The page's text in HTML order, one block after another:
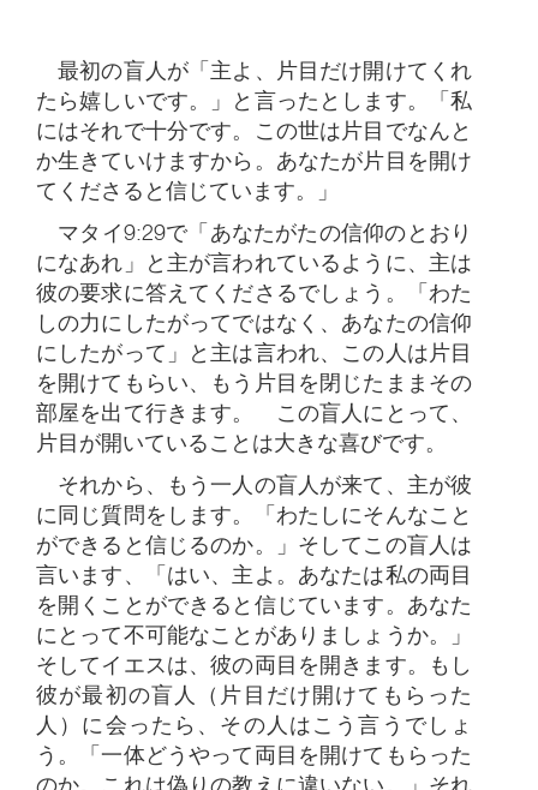
最初の盲人が「主よ、片目だけ開けてくれ
たら嬉しいです。」と言ったとします。「私
にはそれで十分です。この世は片目でなんと
か生きていけますから。あなたが片目を開け
てくださると信じています。」
マタイ9:29で「あなたがたの信仰のとおり
になあれ」と主が言われているように、主は
彼の要求に答えてくださるでしょう。「わた
しの力にしたがってではなく、あなたの信仰
にしたがって」と主は言われ、この人は片目
を開けてもらい、もう片目を閉じたままその
部屋を出て行きます。 この盲人にとって、
片目が開いていることは大きな喜びです。
それから、もう一人の盲人が来て、主が彼
に同じ質問をします。「わたしにそんなこと
ができると信じるのか。」そしてこの盲人は
言います、「はい、主よ。あなたは私の両目
を開くことができると信じています。あなた
にとって不可能なことがありましょうか。」
そしてイエスは、彼の両目を開きます。もし
彼が最初の盲人（片目だけ開けてもらった
人）に会ったら、その人はこう言うでしょ
う。「一体どうやって両目を開けてもらった
のか。これは偽りの教えに違いない。」それ